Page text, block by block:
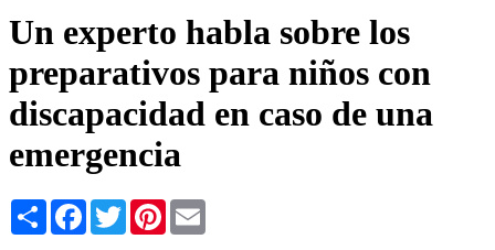
Un experto habla sobre los
preparativos para niños con
discapacidad en caso de una
emergencia
Share Facebook
TwitterPinterest